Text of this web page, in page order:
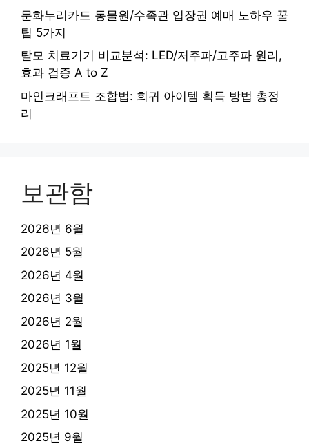
문화누리카드 동물원/수족관 입장권 예매 노하우 꿀
팁 5가지
탈모 치료기기 비교분석: LED/저주파/고주파 원리,
효과 검증 A to Z
마인크래프트 조합법: 희귀 아이템 획득 방법 총정
리
보관함
2026년 6월
2026년 5월
2026년 4월
2026년 3월
2026년 2월
2026년 1월
2025년 12월
2025년 11월
2025년 10월
2025년 9월